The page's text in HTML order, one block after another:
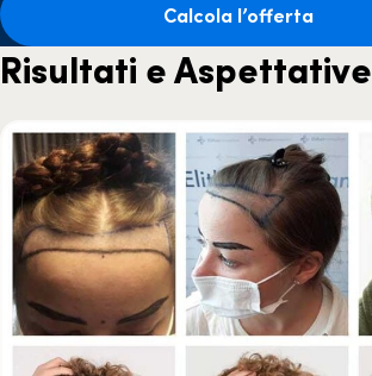
Calcola l’offerta
Risultati e Aspettative